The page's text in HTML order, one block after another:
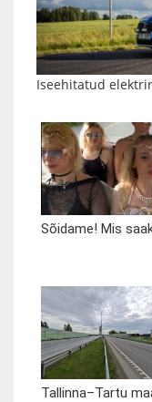
Iseehitatud
Sõidame! Mis
Tallinna–Tartu